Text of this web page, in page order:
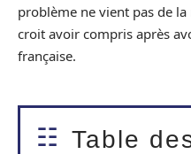
problème ne vient pas de la
croit avoir compris après
française.
Table